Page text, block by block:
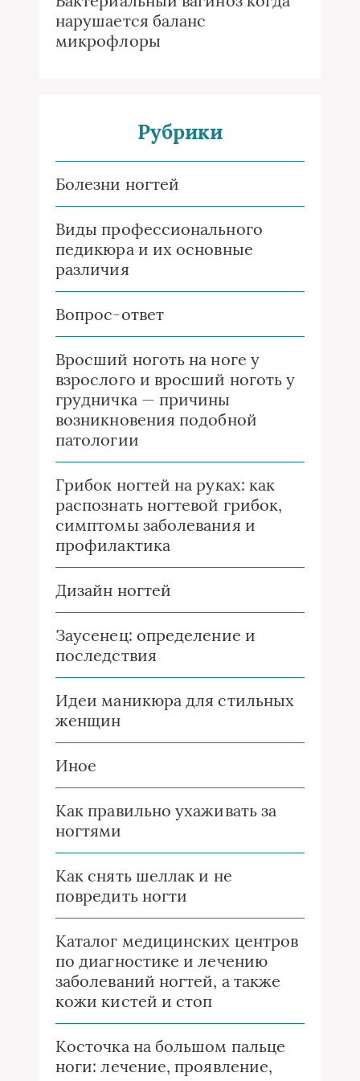
нарушается баланс
микрофлоры
Рубрики
Болезни ногтей
Виды профессионального
педикюра и их основные
различия
Вопрос-ответ
Вросший ноготь на ноге у
взрослого и вросший ноготь у
грудничка — причины
возникновения подобной
патологии
Грибок ногтей на руках: как
распознать ногтевой грибок,
симптомы заболевания и
профилактика
Дизайн ногтей
Заусенец: определение и
последствия
Идеи маникюра для стильных
женщин
Иное
Как правильно ухаживать за
ногтями
Как снять шеллак и не
повредить ногти
Каталог медицинских центров
по диагностике и лечению
заболеваний ногтей, а также
кожи кистей и стоп
Косточка на большом пальце
ноги: лечение, проявление,